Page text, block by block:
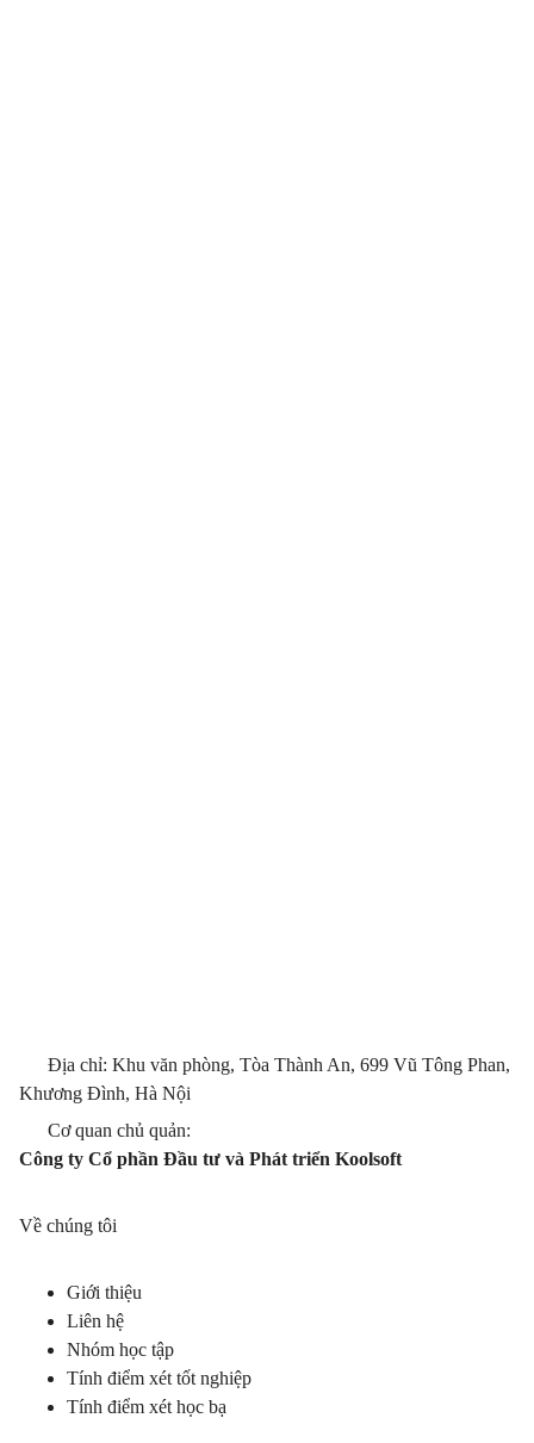
Địa chỉ: Khu văn phòng, Tòa Thành An, 699 Vũ Tông Phan,
Khương Đình, Hà Nội
Cơ quan chủ quản:
Công ty Cổ phần Đầu tư và Phát triển Koolsoft
Về chúng tôi
Giới thiệu
Liên hệ
Nhóm học tập
Tính điểm xét tốt nghiệp
Tính điểm xét học bạ